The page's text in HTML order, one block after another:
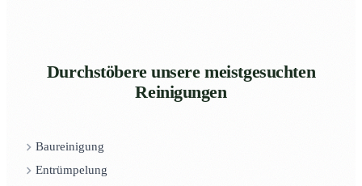
Durchstöbere unsere meistgesuchten
Reinigungen
Baureinigung
Entrümpelung